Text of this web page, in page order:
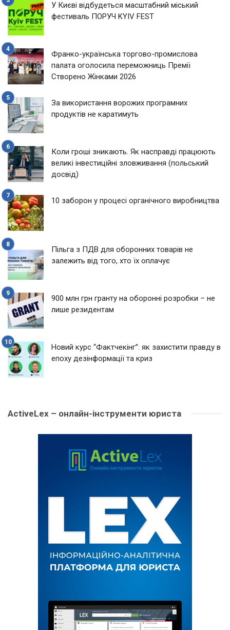
У Києві відбудеться масштабний міський
фестиваль ПОРУЧ KYIV FEST
Франко-українська торгово-промислова
палата оголосила переможниць Премії
Створено Жінками 2026
За використання ворожих програмних
продуктів не каратимуть
Коли гроші зникають. Як насправді працюють
великі інвестиційні зловживання (польський
досвід)
10 заборон у процесі органічного виробництва
Пільга з ПДВ для оборонних товарів не
залежить від того, хто їх оплачує
900 млн грн гранту на оборонні розробки – не
лише резидентам
Новий курс “Фактчекінг”: як захистити правду в
епоху дезінформації та криз
ActiveLex – онлайн-інструменти юриста